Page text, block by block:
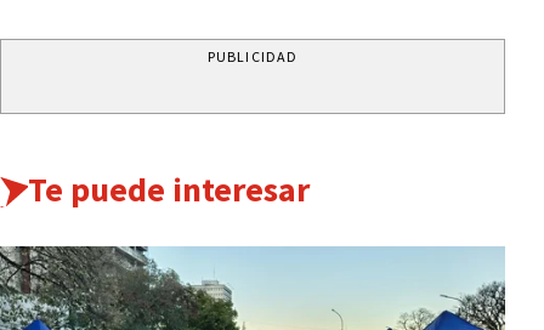
PUBLICIDAD
Te puede interesar